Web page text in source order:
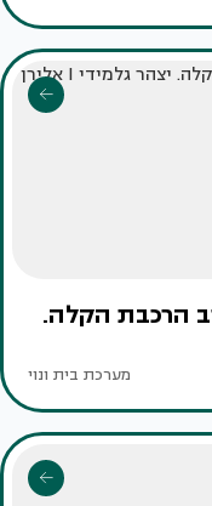
הרכבת הקלה.
מערכת בית ונוי